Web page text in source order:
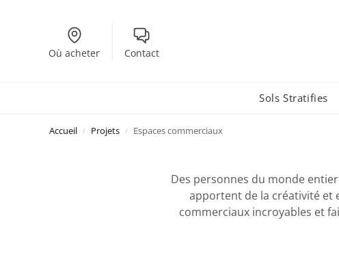
Où acheter Contact
Sols Stratifies
Accueil / Projets / Espaces commerciaux
Des personnes du monde
apportent de la créativité et
commerciaux incroyables et